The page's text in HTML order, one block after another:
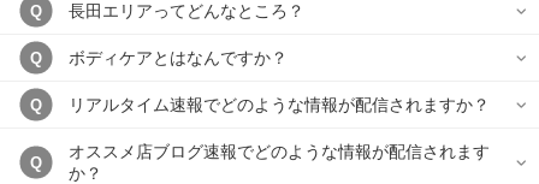
Q 長田エリアってどんなところ？
Q ボディケアとはなんですか？
Q リアルタイム速報でどのような情報が配信されますか？
Q
オススメ店ブログ速報でどのような情報が配信されます
か？